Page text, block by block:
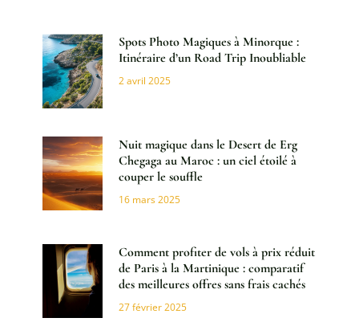
Spots Photo Magiques à Minorque :
Itinéraire d’un Road Trip Inoubliable
2 avril 2025
Nuit magique dans le Desert de Erg
Chegaga au Maroc : un ciel étoilé à
couper le souffle
16 mars 2025
Comment profiter de vols à prix réduit
de Paris à la Martinique : comparatif
des meilleures offres sans frais cachés
27 février 2025